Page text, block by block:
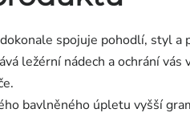
dokonale spojuje pohodlí, styl a
ležérní nádech a ochrání
bavlněného úpletu vyšší